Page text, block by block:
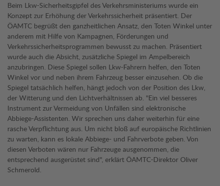
Beim Lkw-Sicherheitsgipfel des Verkehrsministeriums wurde ein
Konzept zur Erhöhung der Verkehrssicherheit präsentiert. Der
ÖAMTC begrüßt den ganzheitlichen Ansatz, den Toten Winkel unter
anderem mit Hilfe von Kampagnen, Förderungen und
Verkehrssicherheitsprogrammen bewusst zu machen. Präsentiert
wurde auch die Absicht, zusätzliche Spiegel im Ampelbereich
anzubringen. Diese Spiegel sollen Lkw-Fahrern helfen, den Toten
Winkel vor und neben ihrem Fahrzeug besser einzusehen. Ob die
Spiegel tatsächlich helfen, hängt jedoch von der Position des Lkw,
der Witterung und den Lichtverhältnissen ab. "Ein viel besseres
Instrument zur Vermeidung von Unfällen sind elektronische
Abbiege-Assistenten. Wir sprechen uns daher weiterhin für eine
rasche Verpflichtung aus. Um nicht bloß auf europäische Richtlinien
zu warten, kann es lokale Abbiege- und Fahrverbote geben. Von
diesen Verboten wären nur Fahrzeuge ausgenommen, die
entsprechend ausgerüstet sind", erklärt ÖAMTC-Direktor Oliver
Schmerold.